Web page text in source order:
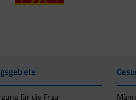
für die Frau